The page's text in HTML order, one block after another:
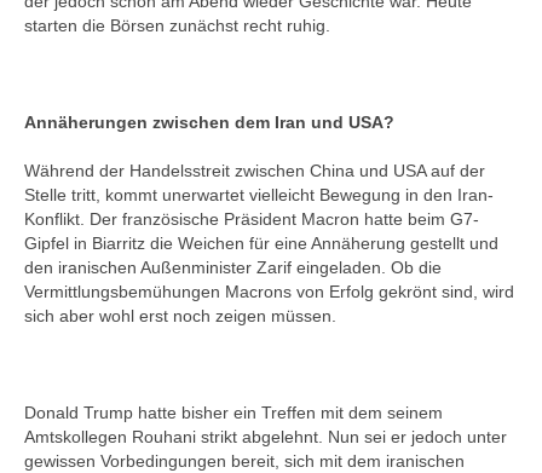
starten die Börsen zunächst recht ruhig.
Annäherungen zwischen dem Iran und USA?
Während der Handelsstreit zwischen China und USA auf der
Stelle tritt, kommt unerwartet vielleicht Bewegung in den Iran-
Konflikt. Der französische Präsident Macron hatte beim G7-
Gipfel in Biarritz die Weichen für eine Annäherung gestellt und
den iranischen Außenminister Zarif eingeladen. Ob die
Vermittlungsbemühungen Macrons von Erfolg gekrönt sind, wird
sich aber wohl erst noch zeigen müssen.
Donald Trump hatte bisher ein Treffen mit dem seinem
Amtskollegen Rouhani strikt abgelehnt. Nun sei er jedoch unter
gewissen Vorbedingungen bereit, sich mit dem iranischen